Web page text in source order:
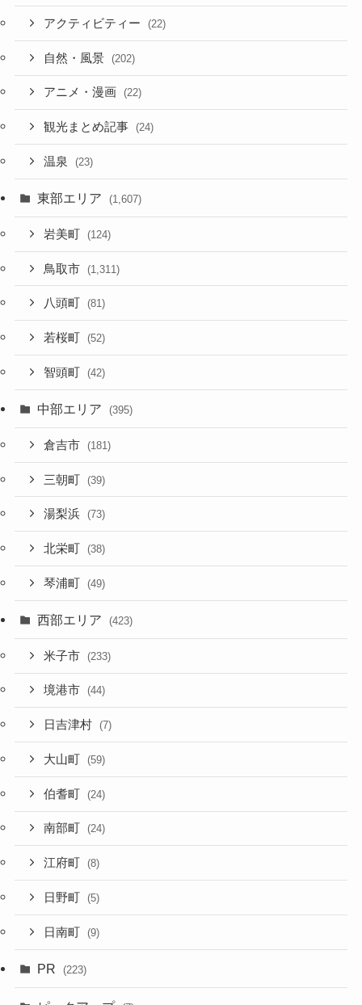
アクティビティー (22)
自然・風景 (202)
アニメ・漫画 (22)
観光まとめ記事 (24)
温泉 (23)
東部エリア (1,607)
岩美町 (124)
鳥取市 (1,311)
八頭町 (81)
若桜町 (52)
智頭町 (42)
中部エリア (395)
倉吉市 (181)
三朝町 (39)
湯梨浜 (73)
北栄町 (38)
琴浦町 (49)
西部エリア (423)
米子市 (233)
境港市 (44)
日吉津村 (7)
大山町 (59)
伯耆町 (24)
南部町 (24)
江府町 (8)
日野町 (5)
日南町 (9)
PR (223)